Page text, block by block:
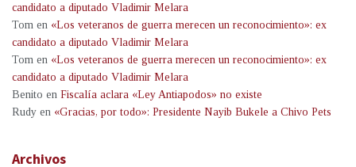
candidato a diputado Vladimir Melara
Tom en «Los veteranos de guerra merecen un reconocimiento»: ex
candidato a diputado Vladimir Melara
Tom en «Los veteranos de guerra merecen un reconocimiento»: ex
candidato a diputado Vladimir Melara
Benito en Fiscalía aclara «Ley Antiapodos» no existe
Rudy en «Gracias, por todo»: Presidente Nayib Bukele a Chivo Pets
Archivos